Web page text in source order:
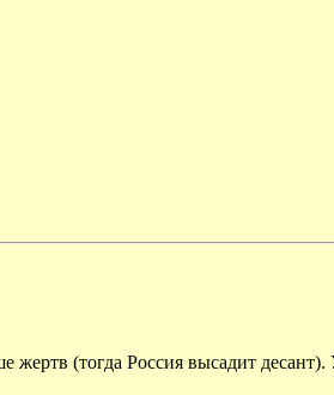
(тогда Россия высадит